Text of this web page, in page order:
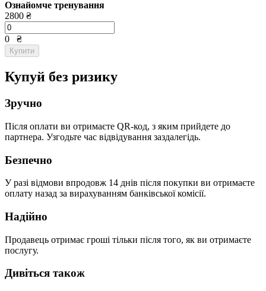
Ознайомче тренування
2800 ₴
0 ₴
Купити
Купуй без ризику
Зручно
Після оплати ви отримаєте QR-код, з яким прийдете до
партнера. Узгодьте час відвідування заздалегідь.
Безпечно
У разі відмови впродовж 14 днів після покупки ви отримаєте
оплату назад за вирахуванням банківської комісії.
Надійно
Продавець отримає гроші тільки після того, як ви отримаєте
послугу.
Дивіться також